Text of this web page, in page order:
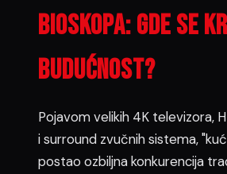
bioskopa: Gde se
budućnost?
Pojavom velikih 4K televizora,
i surround zvučnih sistema,
postao ozbiljna konkurencija